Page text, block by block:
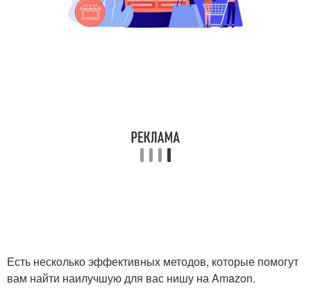
Есть несколько эффективных методов, которые помогут
вам найти наилучшую для вас нишу на Amazon.